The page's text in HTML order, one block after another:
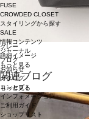
FUSE
CROWDED CLOSET
スタイリングから探す
SALE
情報コンテンツ
ジャーナル
ブログ
お知らせ
カタログ
コンセプト
インフォメーション
ご利用ガイド
ショップリスト
グレー
詳細イメージ
もっと見る
関連ブログ
もっと見る